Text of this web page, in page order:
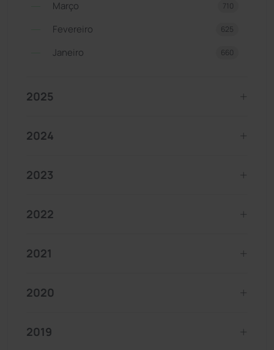
Março 710
Fevereiro 625
Janeiro 660
2025
2024
2023
2022
2021
2020
2019